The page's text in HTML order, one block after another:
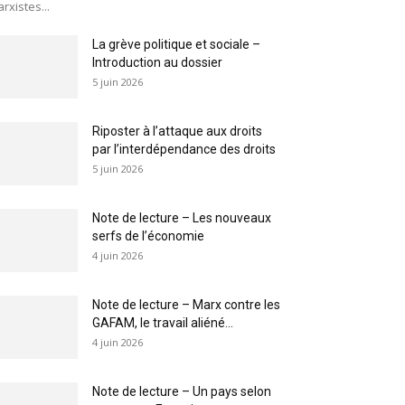
La grève politique et sociale –
Introduction au dossier
5 juin 2026
Riposter à l’attaque aux droits
par l’interdépendance des droits
5 juin 2026
Note de lecture – Les nouveaux
serfs de l’économie
4 juin 2026
Note de lecture – Marx contre les
GAFAM, le travail aliéné...
4 juin 2026
Note de lecture – Un pays selon